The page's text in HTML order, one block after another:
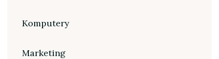
Komputery
Marketing